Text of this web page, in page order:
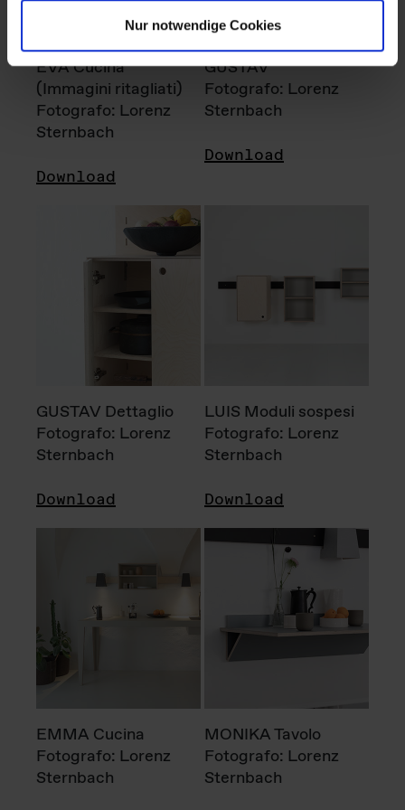
Nur notwendige Cookies
EVA Cucina
(Immagini ritagliati)
Fotografo: Lorenz
Sternbach
Download
GUSTAV
Fotografo: Lorenz
Sternbach
Download
GUSTAV Dettaglio
Fotografo: Lorenz
Sternbach
Download
LUIS Moduli sospesi
Fotografo: Lorenz
Sternbach
Download
EMMA Cucina
Fotografo: Lorenz
Sternbach
MONIKA Tavolo
Fotografo: Lorenz
Sternbach